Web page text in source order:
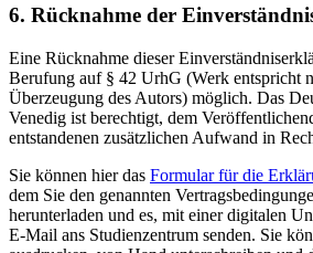
6. Rücknahme der
Eine Rücknahme dieser
Berufung auf § 42 UrhG (Werk entspricht
Überzeugung des Autors) möglich. Das
Venedig ist berechtigt, dem
entstandenen zusätzlichen Aufwand in
Sie können hier das Formular für die
dem Sie den genannten
herunterladen und es, mit einer digitalen
E-Mail ans Studienzentrum senden. Sie